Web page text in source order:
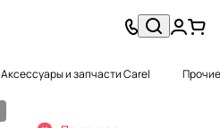
Аксессуары и запчасти Carel